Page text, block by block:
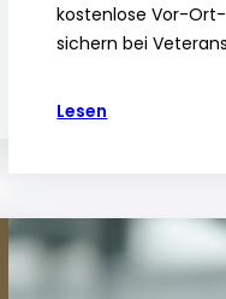
kostenlose Vor-
sichern bei
Lesen